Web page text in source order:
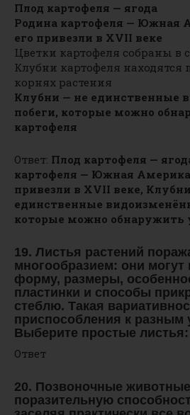
Плод картофеля — ягода
Родина картофеля — Южная
его привезли в XVII веке
Цветки картофеля собраны в
Клубни картофеля находятся
корнях растения
Клубни — не единственные
побеги, которые можно
картофеля
Ответ: Плод картофеля —
картофеля — Южная
привезли в XVII веке,
единственные
которые можно обнаружить
19. Листья растений
многообразием: они
форму, размеры,
пластинки и способы
стеблю. Такая
приспособления к разным
Выберите простые листья:
Ответ
20. Позвоночные
поразительную